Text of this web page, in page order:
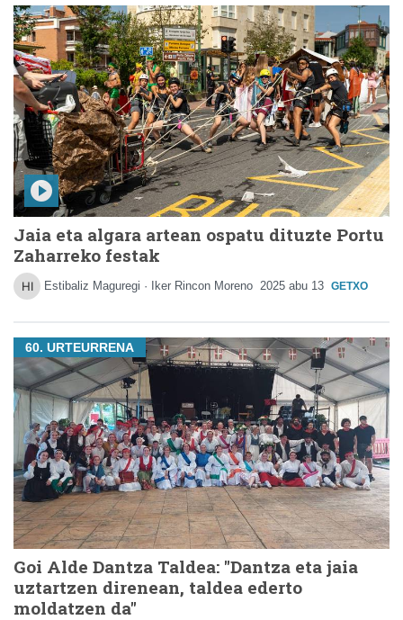
Jaia eta algara artean ospatu dituzte Portu
Zaharreko festak
Estibaliz Maguregi · Iker Rincon Moreno 2025 abu 13 GETXO
60. URTEURRENA
Goi Alde Dantza Taldea: "Dantza eta jaia
uztartzen direnean, taldea ederto
moldatzen da"